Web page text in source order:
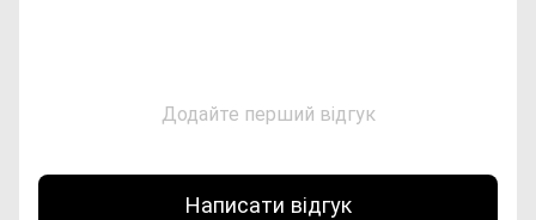
Додайте перший відгук
Написати відгук